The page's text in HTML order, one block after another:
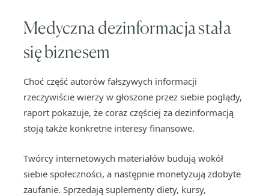
Medyczna dezinformacja stała
się biznesem
Choć część autorów fałszywych informacji
rzeczywiście wierzy w głoszone przez siebie poglądy,
raport pokazuje, że coraz częściej za dezinformacją
stoją także konkretne interesy finansowe.
Twórcy internetowych materiałów budują wokół
siebie społeczności, a następnie monetyzują zdobyte
zaufanie. Sprzedają suplementy diety, kursy,